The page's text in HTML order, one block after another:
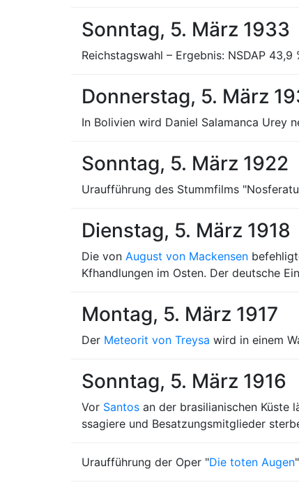
Sonntag, 5. März 1933
Reichstagswahl – Ergebnis: NSDAP 43,9
Donnerstag, 5. März
In Bolivien wird Daniel Salamanca Urey
Sonntag, 5. März 1922
Uraufführung des Stummfilms
Dienstag, 5. März 1918
Die von August von Mackensen
Kfhandlungen im Osten. Der deutsche
Montag, 5. März 1917
Der Meteorit von Treysa wird in einem
Sonntag, 5. März 1916
Vor Santos an der brasilianischen Küste
ssagiere und Besatzungsmitglieder
Uraufführung der Oper "Die toten Augen